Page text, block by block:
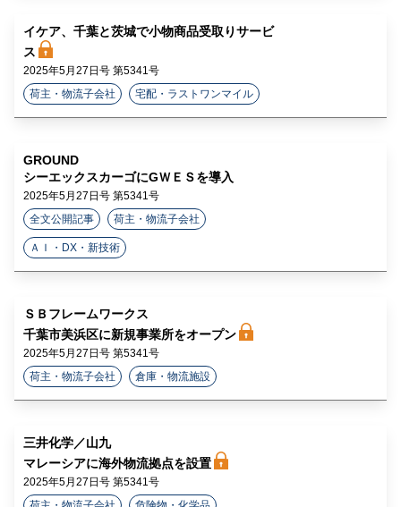
イケア、千葉と茨城で小物商品受取りサービ
ス
2025年5月27日号 第5341号
荷主・物流子会社
宅配・ラストワンマイル
GROUND
シーエックスカーゴにGＷＥＳを導入
2025年5月27日号 第5341号
全文公開記事
荷主・物流子会社
ＡＩ・DX・新技術
ＳＢフレームワークス
千葉市美浜区に新規事業所をオープン
2025年5月27日号 第5341号
荷主・物流子会社
倉庫・物流施設
三井化学／山九
マレーシアに海外物流拠点を設置
2025年5月27日号 第5341号